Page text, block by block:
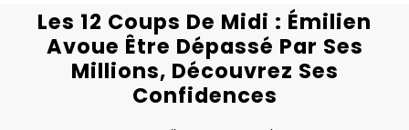
Les 12 Coups De Midi : Émilien
Avoue Être Dépassé Par Ses
Millions, Découvrez Ses
Confidences